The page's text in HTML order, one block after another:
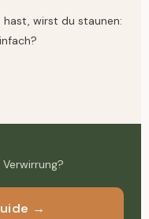
hast, wirst du staunen:
→